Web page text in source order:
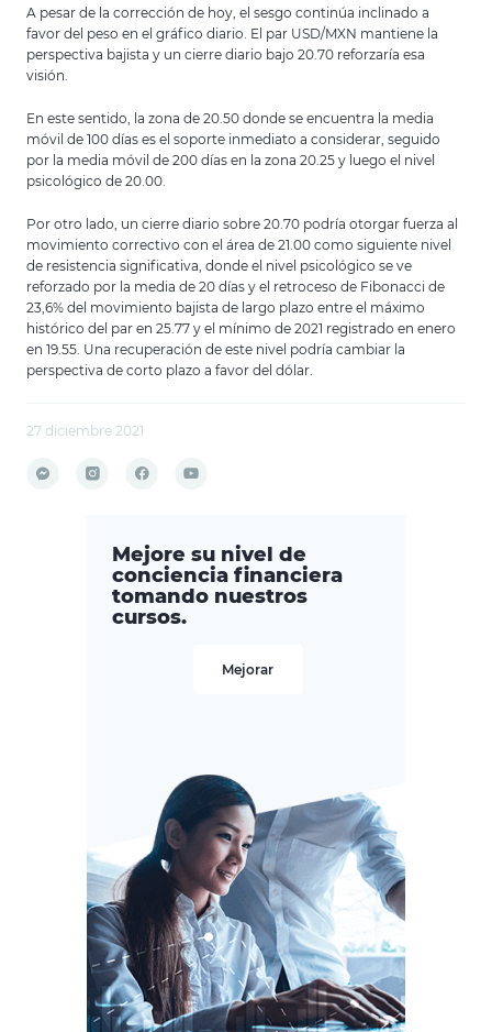
A pesar de la corrección de hoy, el sesgo continúa inclinado a
favor del peso en el gráfico diario. El par USD/MXN mantiene la
perspectiva bajista y un cierre diario bajo 20.70 reforzaría esa
visión.
En este sentido, la zona de 20.50 donde se encuentra la media
móvil de 100 días es el soporte inmediato a considerar, seguido
por la media móvil de 200 días en la zona 20.25 y luego el nivel
psicológico de 20.00.
Por otro lado, un cierre diario sobre 20.70 podría otorgar fuerza al
movimiento correctivo con el área de 21.00 como siguiente nivel
de resistencia significativa, donde el nivel psicológico se ve
reforzado por la media de 20 días y el retroceso de Fibonacci de
23,6% del movimiento bajista de largo plazo entre el máximo
histórico del par en 25.77 y el mínimo de 2021 registrado en enero
en 19.55. Una recuperación de este nivel podría cambiar la
perspectiva de corto plazo a favor del dólar.
27 diciembre 2021
Mejore su nivel de
conciencia financiera
tomando nuestros
cursos.
Mejorar